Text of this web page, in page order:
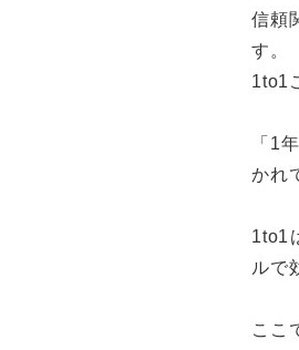
信頼
す。
1to1
「1
かれ
1to1
ルで
ここ